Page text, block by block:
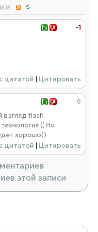
-1
цитатой | Цитировать
0
взгляд flash
(( Но
хорошо))
цитатой | Цитировать
этой записи